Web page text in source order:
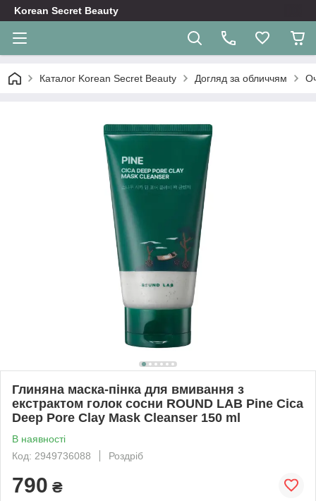
Korean Secret Beauty
Каталог Korean Secret Beauty Догляд за обличчям
Глиняна маска-пінка для вмивання з
екстрактом голок сосни ROUND LAB Pine Cica
Deep Pore Clay Mask Cleanser 150 ml
В наявності
Код: 2949736088
Роздріб
790 ₴